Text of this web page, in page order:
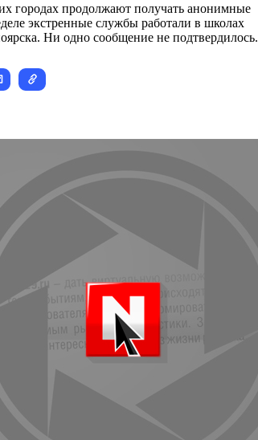
городах продолжают получать анонимные
экстренные службы работали в школах
Ни одно сообщение не подтвердилось.